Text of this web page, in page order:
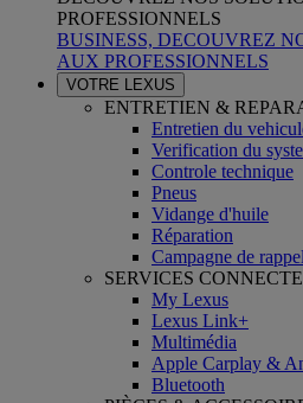
PROFESSIONNELS
BUSINESS, DECOUVREZ
AUX PROFESSIONNELS
VOTRE LEXUS
ENTRETIEN &
Entretien du
Verification du
Controle technique
Pneus
Vidange d'huile
Réparation
Campagne de rappel
SERVICES
My Lexus
Lexus Link+
Multimédia
Apple Carplay &
Bluetooth